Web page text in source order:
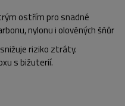
ostřím pro snadné
nylonu i olověných šňůr
riziko ztráty.
s bižuterií.